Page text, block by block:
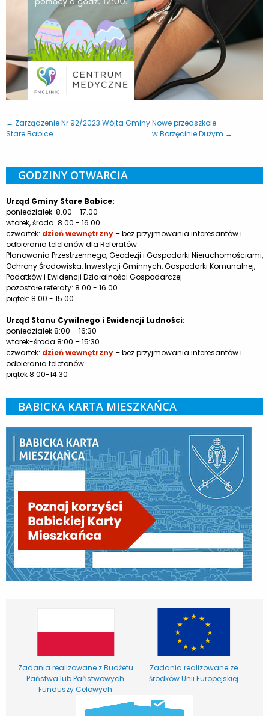
← Zarządzenie Nr 92/2023 Wójta Gminy
Stare Babice
Nowe przedszkole
w Borzęcinie Dużym →
GODZINY OTWARCIA
Urząd Gminy Stare Babice:
poniedziałek: 8.00 - 17.00
wtorek, środa: 8.00 - 16.00
czwartek: dzień wewnętrzny– bez przyjmowania interesantów i
odbierania telefonów dla Referatów:
Planowania Przestrzennego, Geodezji i Gospodarki Nieruchomościami,
Ochrony Środowiska, Inwestycji Gminnych, Gospodarki Komunalnej,
Podatków i Ewidencji Działalności Gospodarczej
pozostałe referaty: 8.00 - 16.00
piątek: 8.00 - 15.00
Urząd Stanu Cywilnego i Ewidencji Ludności:
poniedziałek 8:00 – 16:30
wtorek-środa 8:00 – 15:30
czwartek: dzień wewnętrzny– bez przyjmowania interesantów i
odbierania telefonów
piątek 8:00-14:30
BABICKA KARTA MIESZKAŃCA
Zadania realizowane z Budżetu
Państwa lub Państwowych
Funduszy Celowych
Zadania realizowane ze
środków Unii Europejskiej